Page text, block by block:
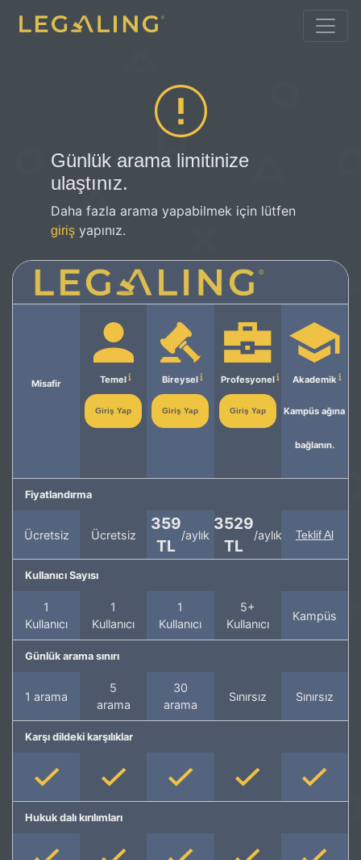
Günlük arama limitinize
ulaştınız.
Daha fazla arama yapabilmek için lütfen
giriş yapınız.
Misafir Temel
Giriş Yap
Bireysel
Giriş Yap
Profesyonel
Giriş Yap
Akademik
Kampüs ağına
bağlanın.
Fiyatlandırma
Ücretsiz Ücretsiz
359
TL
/aylık
3529
TL
/aylık Teklif Al
Kullanıcı Sayısı
1
Kullanıcı
1
Kullanıcı
1
Kullanıcı
5+
Kullanıcı
Kampüs
Günlük arama sınırı
1 arama
5
arama
30
arama
Sınırsız Sınırsız
Karşı dildeki karşılıklar
Hukuk dalı kırılımları